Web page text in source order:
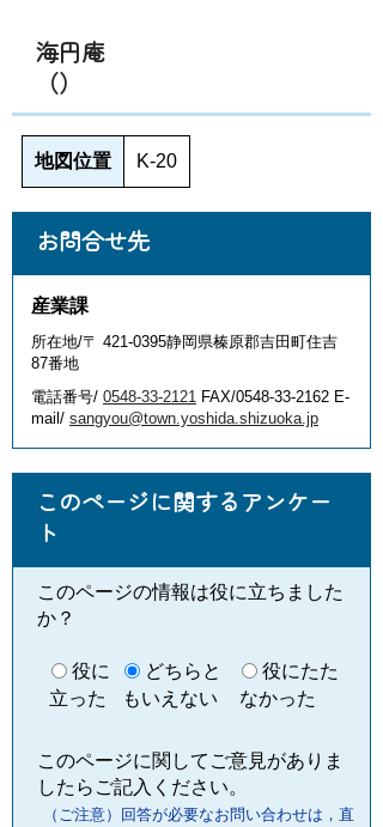
海円庵
（）
地図位置 K-20
お問合せ先
産業課
所在地/〒 421-0395静岡県榛原郡吉田町住吉
87番地
電話番号/ 0548-33-2121 FAX/0548-33-2162 E-
mail/ sangyou@town.yoshida.shizuoka.jp
このページに関するアンケー
ト
このページの情報は役に立ちました
か？
役に
立った
どちらと
もいえない
役にたた
なかった
このページに関してご意見がありま
したらご記入ください。
（ご注意）回答が必要なお問い合わせは，直